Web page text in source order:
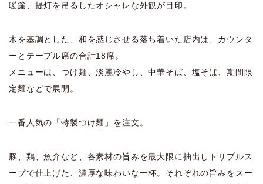
暖簾、提灯を吊るしたオシャレな外観が目印。
木を基調とした、和を感じさせる落ち着いた店内は、カウンタ
ーとテーブル席の合計18席。
メニューは、つけ麺、淡麗冷やし、中華そば、塩そば、期間限
定麺などで展開。
一番人気の「特製つけ麺」を注文。
豚、鶏、魚介など、各素材の旨みを最大限に抽出しトリプルス
ープで仕上げた、濃厚な味わいな一杯。それぞれの旨みをスー